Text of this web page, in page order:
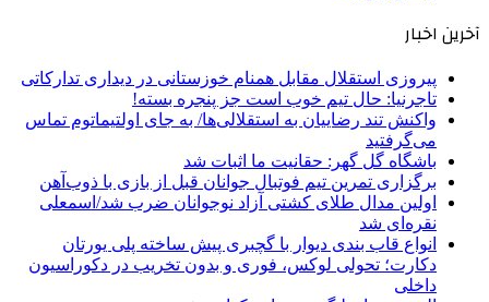
آخرین اخبار
پیروزی استقلال مقابل همنام خوزستانی در دیداری تدارکاتی
تاجرنیا: حال تیم خوب است جز پنجره بسته!
واکنش تند رضاییان به استقلالی‌ها/ به جای اولتیماتوم تماس
می‌گرفتید
باشگاه گل گهر: حقانیت ما اثبات شد
برگزاری تمرین تیم فوتبال جوانان قبل از بازی با ذوب‌آهن
اولین مدال طلای کشتی آزاد نوجوانان ضرب شد/اسمعلی
نقره‌ای شد
انواع قاب بندی دیوار با گچبری پیش ساخته پلی یورتان
دکارت؛ تحولی لوکس، فوری و بدون تخریب در دکوراسیون
داخلی